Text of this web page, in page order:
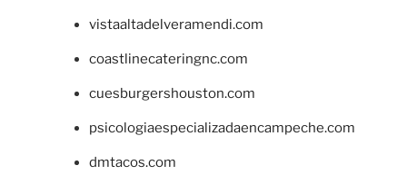
vistaaltadelveramendi.com
coastlinecateringnc.com
cuesburgershouston.com
psicologiaespecializadaencampeche.com
dmtacos.com